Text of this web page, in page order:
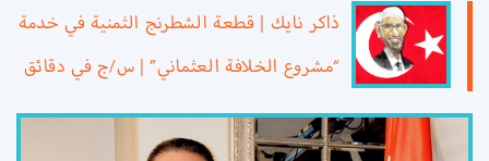
ذاكر نايك | قطعة الشطرنج الثمنية في خدمة
“مشروع الخلافة العثماني” | س/ج في دقائق